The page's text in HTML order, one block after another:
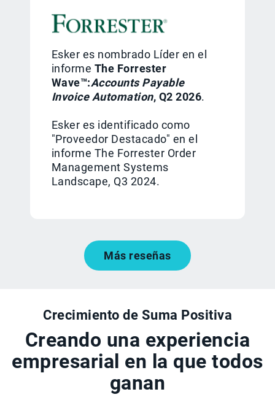
Esker es nombrado Líder en el
informe The Forrester
Wave™:Accounts Payable
Invoice Automation, Q2 2026.
Esker es identificado como
"Proveedor Destacado" en el
informe The Forrester Order
Management Systems
Landscape, Q3 2024.
Más reseñas
Crecimiento de Suma Positiva
Creando una experiencia
empresarial en la que todos
ganan